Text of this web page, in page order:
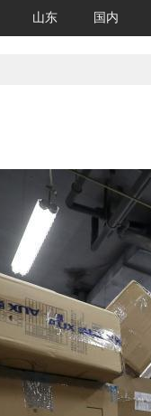
山东 国内